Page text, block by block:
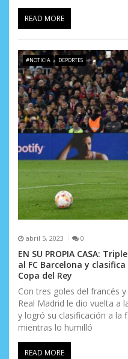
READ MORE
#NOTICIA DEPORTES
abril 5, 2023 0
EN SU PROPIA CASA:
al FC Barcelona y
Copa del Rey
Con tres goles del francés
Real Madrid le dio vuelta a
y logró su clasificación a la
mientras lo humilló
READ MORE